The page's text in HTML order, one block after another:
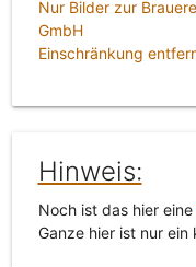
Nur Bilder zur
GmbH
Einschränkung
Hinweis:
Noch ist das hier eine
Ganze hier ist nur ein